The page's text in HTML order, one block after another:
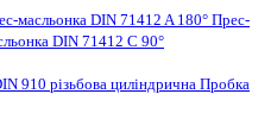
масльонка DIN 71412 A 180° Прес-
DIN 71412 C 90°
910 різьбова циліндрична Пробка